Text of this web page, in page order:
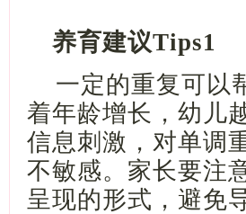
养育建议Tips1
一定的重复可以
着年龄增长，幼儿
信息刺激，对单调
不敏感。家长要注
呈现的形式，避免